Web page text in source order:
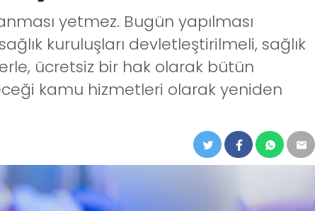
yetmez. Bugün yapılması
kuruluşları devletleştirilmeli, sağlık
ücretsiz bir hak olarak bütün
kamu hizmetleri olarak yeniden